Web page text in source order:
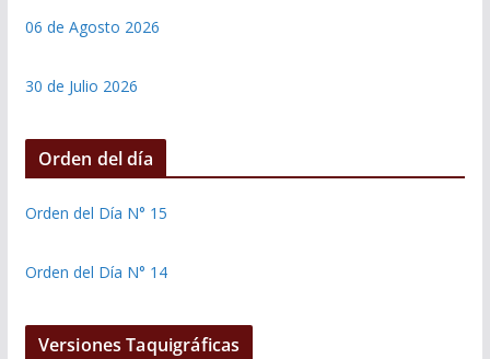
06 de Agosto 2026
30 de Julio 2026
Orden del día
Orden del Día N° 15
Orden del Día N° 14
Versiones Taquigráficas